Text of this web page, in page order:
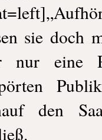
sie doch
nur eine
den